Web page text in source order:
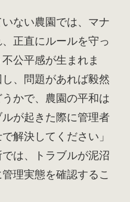
ない農園では、マナ
正直にルールを守っ
公平感が生まれま
、問題があれば毅然
かで、農園の平和は
が起きた際に管理者
解決してください」
は、トラブルが泥沼
理実態を確認するこ